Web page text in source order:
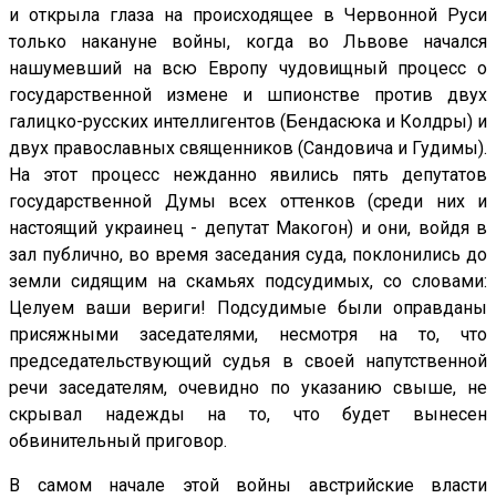
и открыла глаза на происходящее в Червонной Руси
только накануне войны, когда во Львове начался
нашумевший на всю Европу чудовищный процесс о
государственной измене и шпионстве против двух
галицко-русских интеллигентов (Бендасюка и Колдры) и
двух православных священников (Сандовича и Гудимы).
На этот процесс нежданно явились пять депутатов
государственной Думы всех оттенков (среди них и
настоящий украинец - депутат Макогон) и они, войдя в
зал публично, во время заседания суда, поклонились до
земли сидящим на скамьях подсудимых, со словами:
Целуем ваши вериги! Подсудимые были оправданы
присяжными заседателями, несмотря на то, что
председательствующий судья в своей напутственной
речи заседателям, очевидно по указанию свыше, не
скрывал надежды на то, что будет вынесен
обвинительный приговор.
В самом начале этой войны австрийские власти